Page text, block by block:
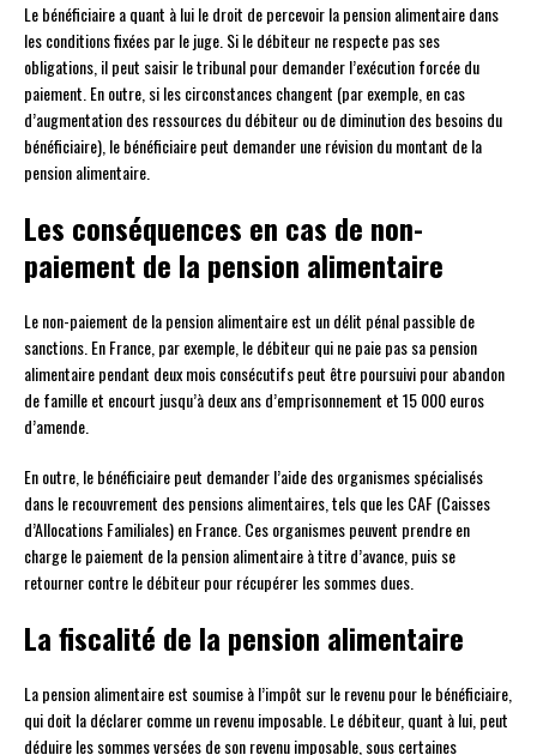
Le bénéficiaire a quant à lui le droit de percevoir la pension alimentaire dans
les conditions fixées par le juge. Si le débiteur ne respecte pas ses
obligations, il peut saisir le tribunal pour demander l’exécution forcée du
paiement. En outre, si les circonstances changent (par exemple, en cas
d’augmentation des ressources du débiteur ou de diminution des besoins du
bénéficiaire), le bénéficiaire peut demander une révision du montant de la
pension alimentaire.
Les conséquences en cas de non-
paiement de la pension alimentaire
Le non-paiement de la pension alimentaire est un délit pénal passible de
sanctions. En France, par exemple, le débiteur qui ne paie pas sa pension
alimentaire pendant deux mois consécutifs peut être poursuivi pour abandon
de famille et encourt jusqu’à deux ans d’emprisonnement et 15 000 euros
d’amende.
En outre, le bénéficiaire peut demander l’aide des organismes spécialisés
dans le recouvrement des pensions alimentaires, tels que les CAF (Caisses
d’Allocations Familiales) en France. Ces organismes peuvent prendre en
charge le paiement de la pension alimentaire à titre d’avance, puis se
retourner contre le débiteur pour récupérer les sommes dues.
La fiscalité de la pension alimentaire
La pension alimentaire est soumise à l’impôt sur le revenu pour le bénéficiaire,
qui doit la déclarer comme un revenu imposable. Le débiteur, quant à lui, peut
déduire les sommes versées de son revenu imposable, sous certaines